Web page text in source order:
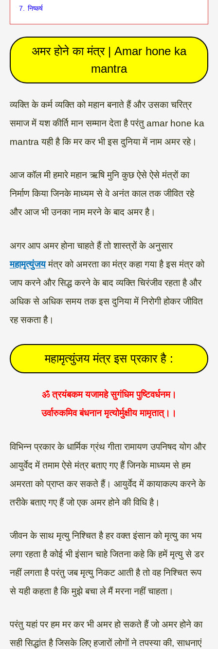
7.
निष्कर्ष
अमर होने का मंत्र | Amar hone ka
mantra
व्यक्ति के कर्म व्यक्ति को महान बनाते हैं और उसका चरित्र
समाज में यश कीर्ति मान सम्मान देता है परंतु amar hone ka
mantra यही है कि मर कर भी इस दुनिया में नाम अमर रहे।
आज कॉल मी हमारे महान ऋषि मुनि कुछ ऐसे ऐसे मंत्रों का
निर्माण किया जिनके माध्यम से वे अनंत काल तक जीवित रहे
और आज भी उनका नाम मरने के बाद अमर है।
अगर आप अमर होना चाहते हैं तो शास्त्रों के अनुसार
महामृत्युंजय मंत्र को अमरता का मंत्र कहा गया है इस मंत्र को
जाप करने और सिद्ध करने के बाद व्यक्ति चिरंजीव रहता है और
अधिक से अधिक समय तक इस दुनिया में निरोगी होकर जीवित
रह सकता है।
महामृत्युंजय मंत्र इस प्रकार है :
ॐ त्रयंबकम यजामहे सुगंधिम पुष्टिवर्धनम।
उर्वारुकमिव बंधनान मृत्योर्मुक्षीय मामृतात्।।
विभिन्न प्रकार के धार्मिक ग्रंथ गीता रामायण उपनिषद योग और
आयुर्वेद में तमाम ऐसे मंत्र बताए गए हैं जिनके माध्यम से हम
अमरता को प्राप्त कर सकते हैं। आयुर्वेद में कायाकल्प करने के
तरीके बताए गए हैं जो एक अमर होने की विधि है।
जीवन के साथ मृत्यु निश्चित है हर वक्त इंसान को मृत्यु का भय
लगा रहता है कोई भी इंसान चाहे जितना कहे कि हमें मृत्यु से डर
नहीं लगता है परंतु जब मृत्यु निकट आती है तो वह निश्चित रूप
से यही कहता है कि मुझे बचा ले मैं मरना नहीं चाहता।
परंतु यहां पर हम मर कर भी अमर हो सकते हैं जो अमर होने का
सही सिद्धांत है जिसके लिए हजारों लोगों ने तपस्या की, साधनाएं